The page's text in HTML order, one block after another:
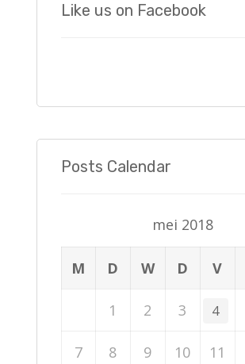
Like us on Facebook
Posts Calendar
mei 2018
M D W D V
1 2 3 4
7 8 9 10 11